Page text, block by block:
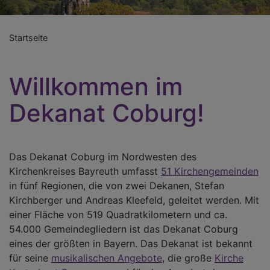
Startseite
Willkommen im
Dekanat Coburg!
Das Dekanat Coburg im Nordwesten des
Kirchenkreises Bayreuth umfasst 51 Kirchengemeinden
in fünf Regionen, die von zwei Dekanen, Stefan
Kirchberger und Andreas Kleefeld, geleitet werden. Mit
einer Fläche von 519 Quadratkilometern und ca.
54.000 Gemeindegliedern ist das Dekanat Coburg
eines der größten in Bayern. Das Dekanat ist bekannt
für seine musikalischen Angebote, die große Kirche